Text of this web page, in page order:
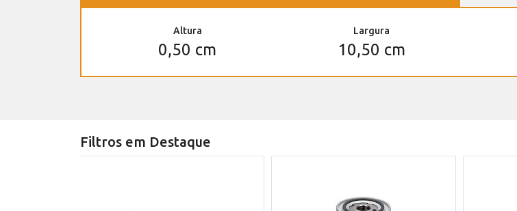
Altura
0,50 cm
Largura
10,50 cm
Filtros em Destaque